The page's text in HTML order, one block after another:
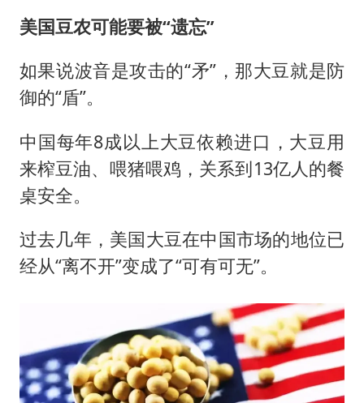
美国豆农可能要被“遗忘”
如果说波音是攻击的“矛”，那大豆就是防
御的“盾”。
中国每年8成以上大豆依赖进口，大豆用
来榨豆油、喂猪喂鸡，关系到13亿人的餐
桌安全。
过去几年，美国大豆在中国市场的地位已
经从“离不开”变成了“可有可无”。